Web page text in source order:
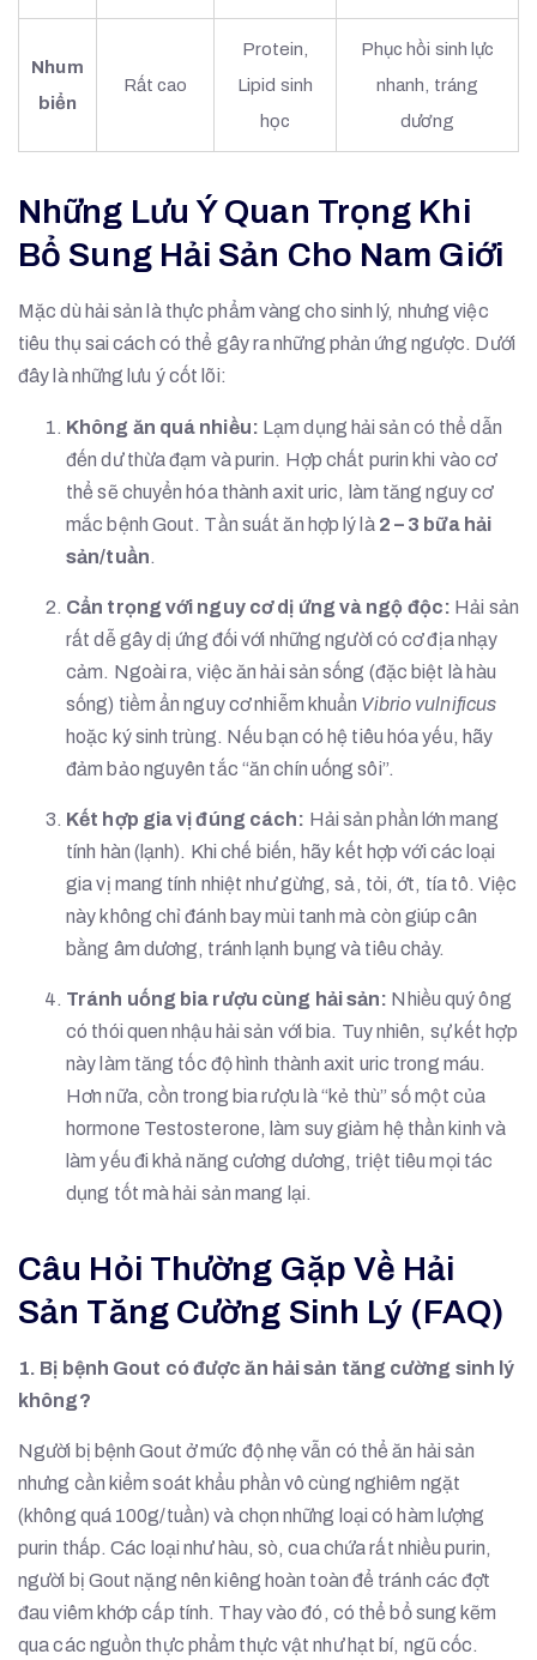
Nhum
biển
Rất cao
Protein,
Lipid sinh
học
Phục hồi sinh lực
nhanh, tráng
dương
Những Lưu Ý Quan Trọng Khi
Bổ Sung Hải Sản Cho Nam Giới
Mặc dù hải sản là thực phẩm vàng cho sinh lý, nhưng việc
tiêu thụ sai cách có thể gây ra những phản ứng ngược. Dưới
đây là những lưu ý cốt lõi:
Không ăn quá nhiều: Lạm dụng hải sản có thể dẫn
đến dư thừa đạm và purin. Hợp chất purin khi vào cơ
thể sẽ chuyển hóa thành axit uric, làm tăng nguy cơ
mắc bệnh Gout. Tần suất ăn hợp lý là 2 – 3 bữa hải
sản/tuần.
Cẩn trọng với nguy cơ dị ứng và ngộ độc: Hải sản
rất dễ gây dị ứng đối với những người có cơ địa nhạy
cảm. Ngoài ra, việc ăn hải sản sống (đặc biệt là hàu
sống) tiềm ẩn nguy cơ nhiễm khuẩn Vibrio vulnificus
hoặc ký sinh trùng. Nếu bạn có hệ tiêu hóa yếu, hãy
đảm bảo nguyên tắc “ăn chín uống sôi”.
Kết hợp gia vị đúng cách: Hải sản phần lớn mang
tính hàn (lạnh). Khi chế biến, hãy kết hợp với các loại
gia vị mang tính nhiệt như gừng, sả, tỏi, ớt, tía tô. Việc
này không chỉ đánh bay mùi tanh mà còn giúp cân
bằng âm dương, tránh lạnh bụng và tiêu chảy.
Tránh uống bia rượu cùng hải sản: Nhiều quý ông
có thói quen nhậu hải sản với bia. Tuy nhiên, sự kết hợp
này làm tăng tốc độ hình thành axit uric trong máu.
Hơn nữa, cồn trong bia rượu là “kẻ thù” số một của
hormone Testosterone, làm suy giảm hệ thần kinh và
làm yếu đi khả năng cương dương, triệt tiêu mọi tác
dụng tốt mà hải sản mang lại.
Câu Hỏi Thường Gặp Về Hải
Sản Tăng Cường Sinh Lý (FAQ)
1. Bị bệnh Gout có được ăn hải sản tăng cường sinh lý
không?
Người bị bệnh Gout ở mức độ nhẹ vẫn có thể ăn hải sản
nhưng cần kiểm soát khẩu phần vô cùng nghiêm ngặt
(không quá 100g/tuần) và chọn những loại có hàm lượng
purin thấp. Các loại như hàu, sò, cua chứa rất nhiều purin,
người bị Gout nặng nên kiêng hoàn toàn để tránh các đợt
đau viêm khớp cấp tính. Thay vào đó, có thể bổ sung kẽm
qua các nguồn thực phẩm thực vật như hạt bí, ngũ cốc.